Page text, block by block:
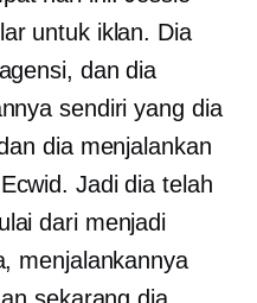
untuk iklan. Dia
dan dia
sendiri yang dia
dia menjalankan
Jadi dia telah
dari menjadi
menjalankannya